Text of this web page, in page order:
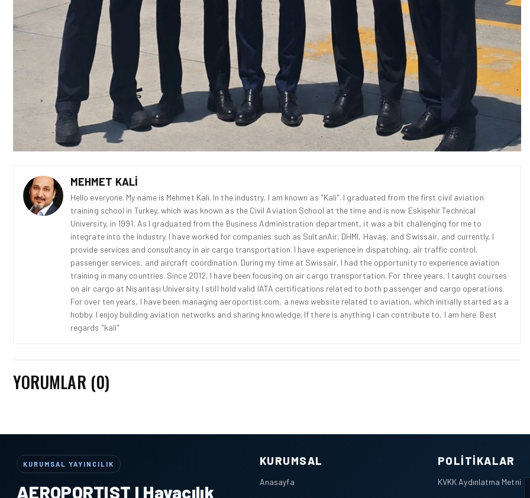
MEHMET KALI
Hello everyone. My name is Mehmet Kali. In the industry, I am known as "Kali". I graduated from the first civil aviation
training school in Turkey, which was known as the Civil Aviation School at the time and is now Eskişehir Technical
University, in 1991. As I graduated from the Business Administration department, it was a bit challenging for me to
integrate into the industry. I have worked for companies such as SultanAir, DHMI, Havaş, and Swissair, and currently, I
provide services and consultancy in air cargo transportation. I have experience in dispatching, air traffic control,
passenger services, and aircraft coordination. During my time at Swissair, I had the opportunity to experience aviation
training in many countries. Since 2012, I have been focusing on air cargo transportation. For three years, I taught courses
on air cargo at Nişantaşı University. I still hold valid IATA certifications related to both passenger and cargo operations.
For over ten years, I have been managing aeroportist.com, a news website related to aviation, which initially started as a
hobby. I enjoy building aviation networks and sharing knowledge. If there is anything I can contribute to, I am here. Best
regards "kali"
YORUMLAR (0)
KURUMSAL YAYINCILIK
AEROPORTIST I Havacılık
KURUMSAL
Anasayfa
POLITIKALAR
KVKK Aydınlatma Metni